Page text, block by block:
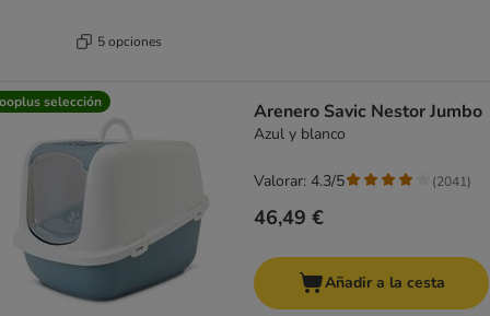
5 opciones
selección Arenero Savic Nestor Jumbo
Azul y blanco
46,49 €
Valorar: 4.3/5 (2041)
Añadir a la cesta